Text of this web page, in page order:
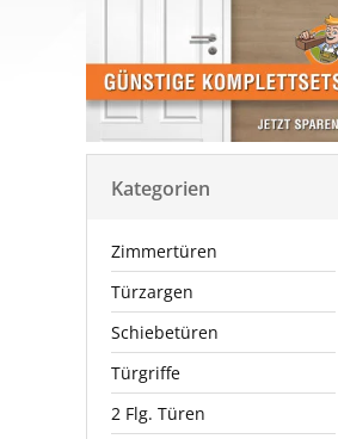
Kategorien
Zimmertüren
Türzargen
Schiebetüren
Türgriffe
2 Flg. Türen